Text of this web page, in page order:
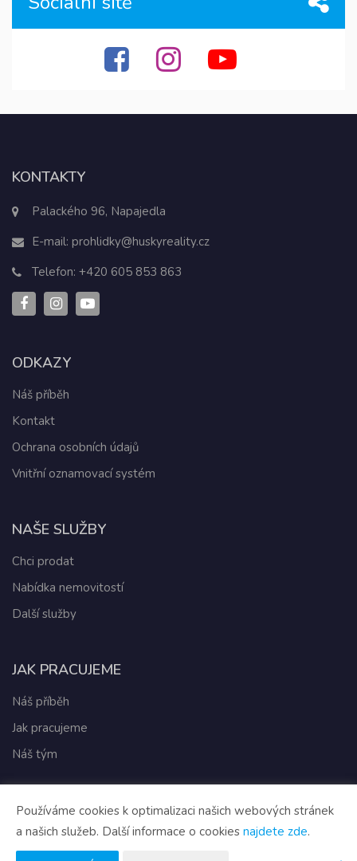
KONTAKTY
Palackého 96, Napajedla
E-mail: prohlidky@huskyreality.cz
Telefon: +420 605 853 863
ODKAZY
Náš příběh
Kontakt
Ochrana osobních údajů
Vnitřní oznamovací systém
NAŠE SLUŽBY
Chci prodat
Nabídka nemovitostí
Další služby
JAK PRACUJEME
Náš příběh
Jak pracujeme
Náš tým
Vytvořeno v systému CHYTRÝ WEB RK
Používáme cookies k optimalizaci našich webových stránek
a našich služeb. Další informace o cookies najdete zde.